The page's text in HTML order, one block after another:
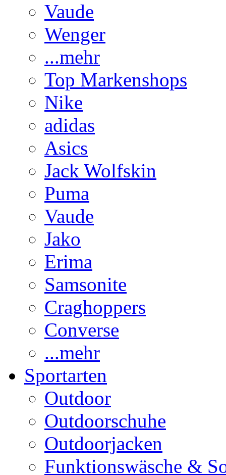
Vaude
Wenger
...mehr
Top Markenshops
Nike
adidas
Asics
Jack Wolfskin
Puma
Vaude
Jako
Erima
Samsonite
Craghoppers
Converse
...mehr
Sportarten
Outdoor
Outdoorschuhe
Outdoorjacken
Funktionswäsche &